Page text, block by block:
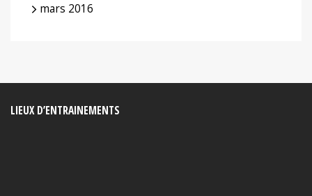
mars 2016
LIEUX D’ENTRAINEMENTS